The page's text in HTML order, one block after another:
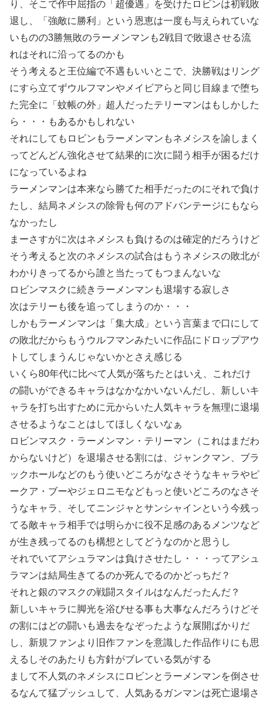
り、そこで作中屈指の「超優遇」を受けたロビンは初戦敗
退し、「強敵に勝利」という恩恵は一度も与えられていな
いものの3勝無敗のラーメンマンも2戦目で敗退させる流
れはそれに沿ってるのかも
そう考えると王位編で不遇もいいとこで、決勝戦はリング
にすら立てずウルフマンやメイビアらと同じ目線まで堕ち
た完全に「蚊帳の外」超人だったテリーマンはもしかした
ら・・・もあるかもしれない
それにしてもロビンもラーメンマンもネメシスを諭しまく
ってどんどん強化させて結果的に次に闘う相手が困るだけ
になっているよね
ラーメンマンは本来なら勝てた相手だったのにそれで負け
たし、結局ネメシスの除骨も何のアドバンテージにもなら
なかったし
まーさすがに次はネメシスも負けるのは確定的だろうけど
そう考えると次のネメシスの試合はもうネメシスの敗北が
わかりきってるから誰と当たってもつまんないな
ロビンマスクに続きラーメンマンも退場する寂しさ
次はテリーも後を追ってしまうのか・・・
しかもラーメンマンは「集大成」という言葉まで口にして
の敗北だからもうウルフマンみたいに作品にドロップアウ
トしてしまうんじゃないかとさえ感じる
いくら80年代に比べて人気が落ちたとはいえ、これだけ
の闘いができるキャラはなかなかいないんだし、新しいキ
ャラを打ち出すために元からいた人気キャラを無理に退場
させるようなことはしてほしくないなぁ
ロビンマスク・ラーメンマン・テリーマン（これはまだわ
からないけど）を退場させる割には、ジャンクマン、ブラ
ックホールなどのもう使いどころがなさそうなキャラやピ
ークア・ブーやジェロニモなどもっと使いどころのなさそ
うなキャラ、そしてニンジャとサンシャインという今残っ
てる敵キャラ相手では明らかに役不足感のあるメンツなど
が生き残ってるのも構想としてどうなのかと思うし
それでいてアシュラマンは負けさせたし・・・ってアシュ
ラマンは結局生きてるのか死んでるのかどっちだ？
それと銀のマスクの戦闘スタイルはなんだったんだ？
新しいキャラに脚光を浴びせる事も大事なんだろうけどそ
の割にはどの闘いも過去をなぞったような展開ばかりだ
し、新規ファンより旧作ファンを意識した作品作りにも思
えるしそのあたりも方針がブレている気がする
まして不人気のネメシスにロビンとラーメンマンを倒させ
るなんて猛プッシュして、人気あるガンマンは死亡退場さ